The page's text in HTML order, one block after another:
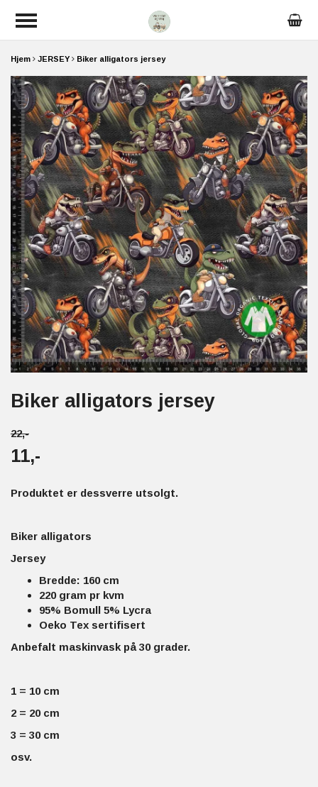
Hjem JERSEY Biker alligators jersey
Biker alligators jersey
22,-
11,-
Produktet er dessverre utsolgt.
Biker alligators
Jersey
Bredde: 160 cm
220 gram pr kvm
95% Bomull 5% Lycra
Oeko Tex sertifisert
Anbefalt maskinvask på 30 grader.
1 = 10 cm
2 = 20 cm
3 = 30 cm
osv.